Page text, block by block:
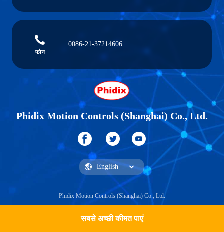
सबसे अच्छी कीमत पाएं
फोन
0086-21-37214606
Phidix Motion Controls (Shanghai) Co., Ltd.
Phidix Motion Controls (Shanghai) Co., Ltd.
एक उद्धरण प्राप्त करें